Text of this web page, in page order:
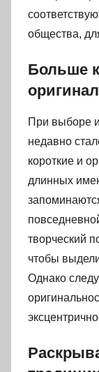
общества,
Больше
При выборе
недавно
короткие и
длинных
творческий
чтобы
Однако